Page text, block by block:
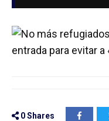
0Shares